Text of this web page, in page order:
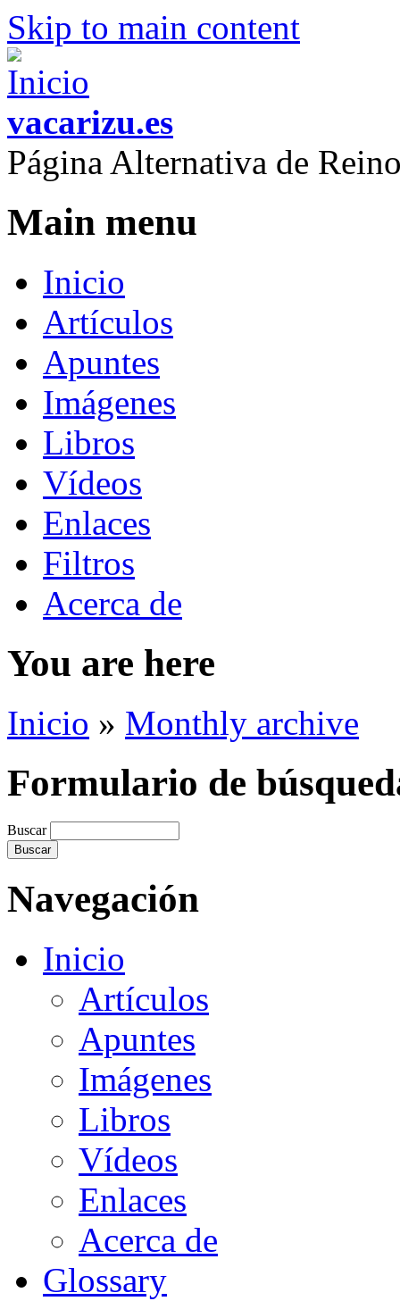
Skip to main content
vacarizu.es
Página Alternativa de
Main menu
Inicio
Artículos
Apuntes
Imágenes
Libros
Vídeos
Enlaces
Filtros
Acerca de
You are here
Inicio » Monthly archive
Formulario de
Buscar
Navegación
Inicio
Artículos
Apuntes
Imágenes
Libros
Vídeos
Enlaces
Acerca de
Glossary